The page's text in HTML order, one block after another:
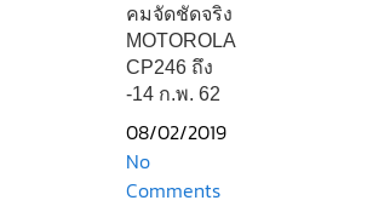
คมจัดชัดจริง
MOTOROLA
CP246 ถึง
-14 ก.พ. 62
08/02/2019
No
Comments